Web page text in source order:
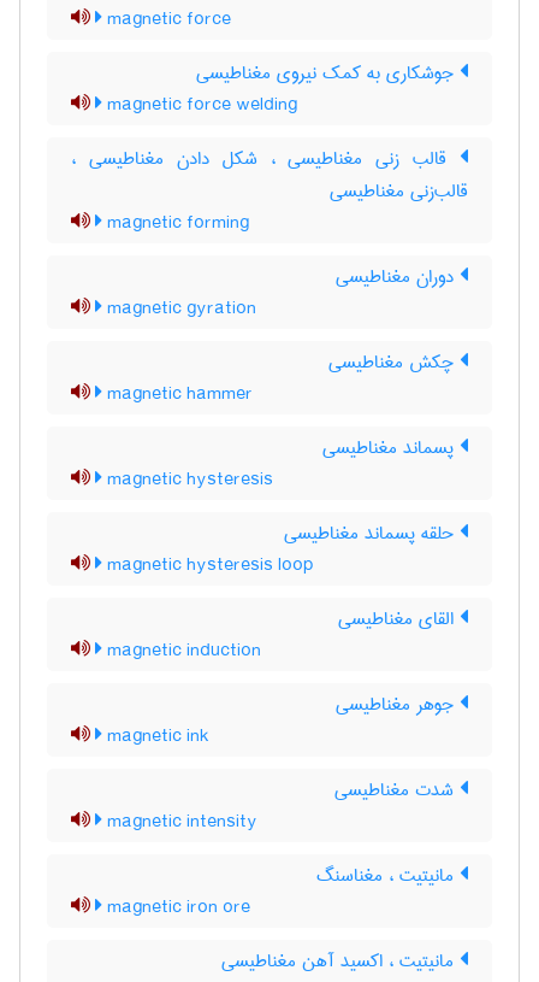
magnetic force
جوشکاری به کمک نیروی مغناطیسی
magnetic force welding
قالب زنی مغناطیسی ، شکل دادن مغناطیسی ،
قالب‌زنی مغناطیسی
magnetic forming
دوران مغناطیسی
magnetic gyration
چکش مغناطیسی
magnetic hammer
پسماند مغناطیسی
magnetic hysteresis
حلقه پسماند مغناطیسی
magnetic hysteresis loop
القای مغناطیسی
magnetic induction
جوهر مغناطیسی
magnetic ink
شدت مغناطیسی
magnetic intensity
مانیتیت ، مغناسنگ
magnetic iron ore
مانیتیت ، اکسید آهن مغناطیسی